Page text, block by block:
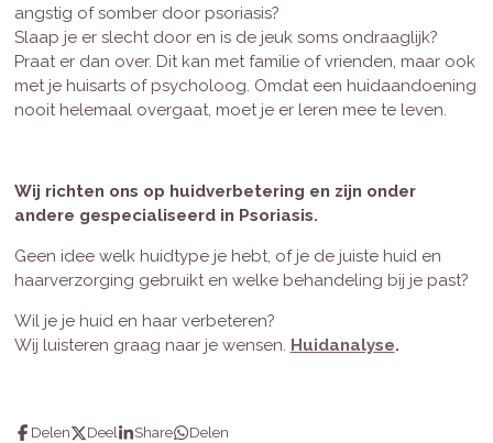
angstig of somber door psoriasis?
Slaap je er slecht door en is de jeuk soms ondraaglijk?
Praat er dan over. Dit kan met familie of vrienden, maar ook
met je huisarts of psycholoog. Omdat een huidaandoening
nooit helemaal overgaat, moet je er leren mee te leven.
Wij richten ons op huidverbetering en zijn onder
andere gespecialiseerd in Psoriasis.
Geen idee welk huidtype je hebt, of je de juiste huid en
haarverzorging gebruikt en welke behandeling bij je past?
Wil je je huid en haar verbeteren?
Wij luisteren graag naar je wensen. Huidanalyse.
Delen Deel Share Delen